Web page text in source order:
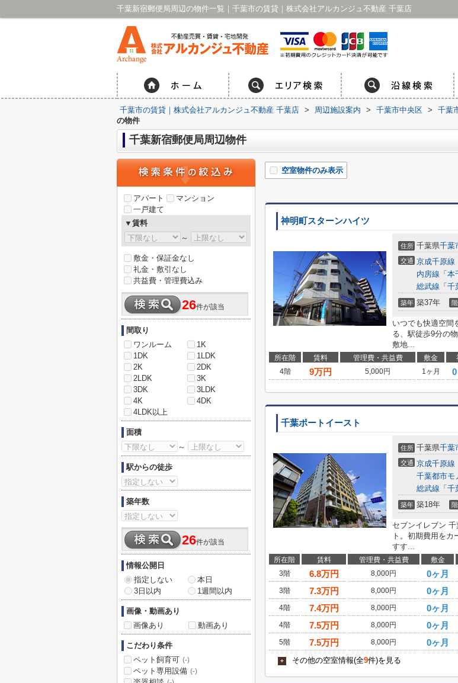
千葉新宿郵便局周辺の物件一覧｜千葉市の賃貸｜株式会社アルカンジュ不動産 千葉店
千葉市の賃貸｜株式会社アルカンジュ不動産 千葉店 > 周辺施設案内 > 千葉市中央区 > 千葉
の物件
千葉新宿郵便局周辺物件
空室物件のみ表示
神明町スターンハイツ
住所 千葉県千葉
交通 京成千原線
内房線 「 本
総武線 「 千
築年 築37年
いつでも快適空間
る、駅徒歩9分の
敷地...
所在階 賃料 管理費・共益費 敷金
4階
9万円 5,000円 1ヶ月 0
千葉ポートイースト
住所 千葉県千葉
交通 京成千原線
千葉都市モ
総武線 「 千
築年 築18年
セブンイレブン
ト。初期費用を
すす...
所在階 賃料 管理費・共益費 敷金
3階
6.8万円 8,000円 0ヶ月
3階
7.3万円 8,000円 0ヶ月
4階
7.4万円 8,000円 0ヶ月
4階
7.5万円 8,000円 0ヶ月
5階
7.5万円 8,000円 0ヶ月
+ その他の空室情報(全9件)を見る
アパート
マンション
一戸建て
▼賃料
～
敷金・保証金なし
礼金・敷引なし
共益費・管理費込み
26件が該当
間取り
ワンルーム
1K
1DK
1LDK
2K
2DK
2LDK
3K
3DK
3LDK
4K
4DK
4LDK以上
面積
～
駅からの徒歩
築年数
26件が該当
情報公開日
指定しない
本日
3日以内
1週間以内
画像・動画あり
画像あり
動画あり
こだわり条件
ペット飼育可 (-)
ペット専用設備 (-)